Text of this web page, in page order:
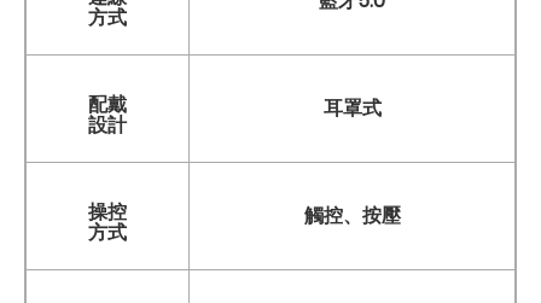
方式
配戴
設計
耳罩式
操控
方式
觸控、按壓